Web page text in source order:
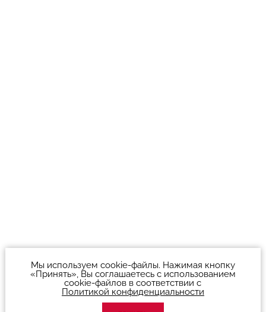
Мы используем cookie-файлы. Нажимая кнопку
«Принять», Вы соглашаетесь с использованием
cookie-файлов в соответствии с
Политикой конфиденциальности